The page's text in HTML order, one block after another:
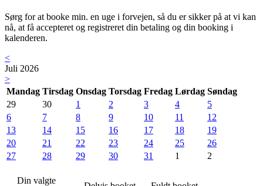
Sørg for at booke min. en uge i forvejen, så du er sikker på at vi kan
nå, at få accepteret og registreret din betaling og din booking i
kalenderen.
<
Juli 2026
>
Mandag Tirsdag Onsdag Torsdag Fredag Lørdag Søndag
29
30 1 2 3 4
5
6
7 8 9 10 11
12
13
14 15 16 17 18
19
20
21 22 23 24 25
26
27
28 29 30 31 1 2
Din valgte